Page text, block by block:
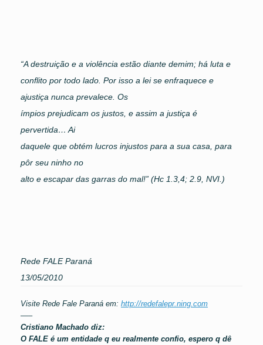
“A destruição e a violência estão diante demim; há luta e
conflito por todo lado. Por isso a lei se enfraquece e
ajustiça nunca prevalece. Os
ímpios prejudicam os justos, e assim a justiça é
pervertida… Ai
daquele que obtém lucros injustos para a sua casa, para
pôr seu ninho no
alto e escapar das garras do mal!” (Hc 1.3,4; 2.9, NVI.)
Rede FALE Paraná
13/05/2010
Visite Rede Fale Paraná em: http://redefalepr.ning.com
—–
Cristiano Machado diz:
O FALE é um entidade q eu realmente confio, espero q dê